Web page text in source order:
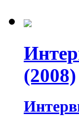
(2008)